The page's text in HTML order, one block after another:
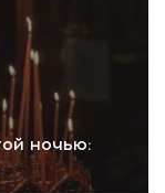
ночью: